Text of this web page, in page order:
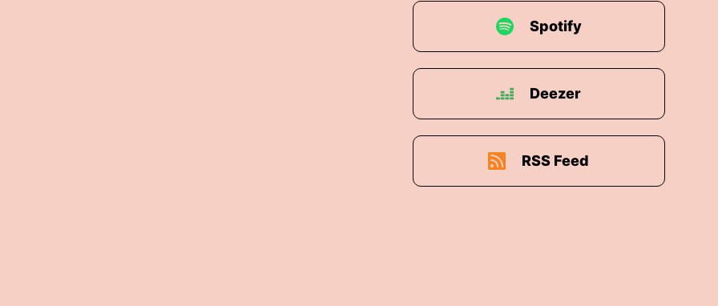
Spotify
Deezer
RSS Feed